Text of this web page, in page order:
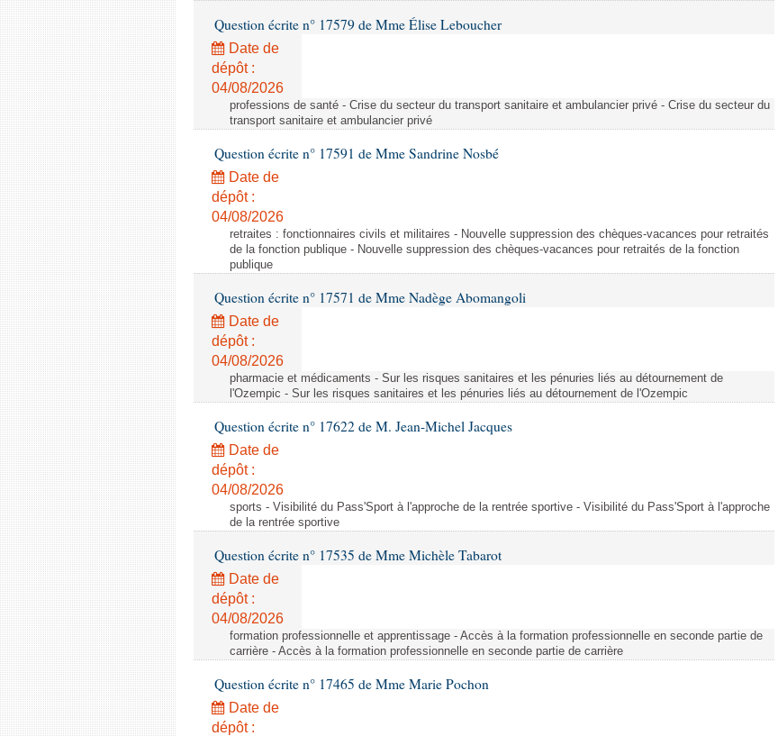
Question écrite n° 17579 de Mme Élise Leboucher
Date de
dépôt :
04/08/2026
professions de santé - Crise du secteur du transport sanitaire et ambulancier privé - Crise du secteur du
transport sanitaire et ambulancier privé
Question écrite n° 17591 de Mme Sandrine Nosbé
Date de
dépôt :
04/08/2026
retraites : fonctionnaires civils et militaires - Nouvelle suppression des chèques-vacances pour retraités
de la fonction publique - Nouvelle suppression des chèques-vacances pour retraités de la fonction
publique
Question écrite n° 17571 de Mme Nadège Abomangoli
Date de
dépôt :
04/08/2026
pharmacie et médicaments - Sur les risques sanitaires et les pénuries liés au détournement de
l'Ozempic - Sur les risques sanitaires et les pénuries liés au détournement de l'Ozempic
Question écrite n° 17622 de M. Jean-Michel Jacques
Date de
dépôt :
04/08/2026
sports - Visibilité du Pass'Sport à l'approche de la rentrée sportive - Visibilité du Pass'Sport à l'approche
de la rentrée sportive
Question écrite n° 17535 de Mme Michèle Tabarot
Date de
dépôt :
04/08/2026
formation professionnelle et apprentissage - Accès à la formation professionnelle en seconde partie de
carrière - Accès à la formation professionnelle en seconde partie de carrière
Question écrite n° 17465 de Mme Marie Pochon
Date de
dépôt :